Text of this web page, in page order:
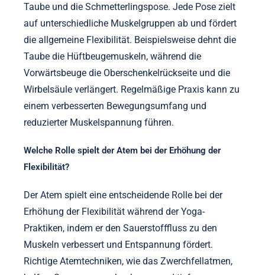
Taube und die Schmetterlingspose. Jede Pose zielt
auf unterschiedliche Muskelgruppen ab und fördert
die allgemeine Flexibilität. Beispielsweise dehnt die
Taube die Hüftbeugemuskeln, während die
Vorwärtsbeuge die Oberschenkelrückseite und die
Wirbelsäule verlängert. Regelmäßige Praxis kann zu
einem verbesserten Bewegungsumfang und
reduzierter Muskelspannung führen.
Welche Rolle spielt der Atem bei der Erhöhung der
Flexibilität?
Der Atem spielt eine entscheidende Rolle bei der
Erhöhung der Flexibilität während der Yoga-
Praktiken, indem er den Sauerstofffluss zu den
Muskeln verbessert und Entspannung fördert.
Richtige Atemtechniken, wie das Zwerchfellatmen,